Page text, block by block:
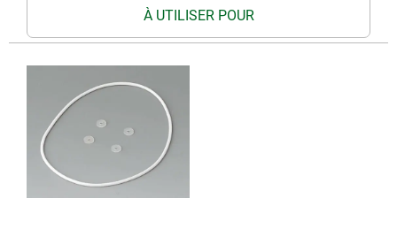
À UTILISER POUR